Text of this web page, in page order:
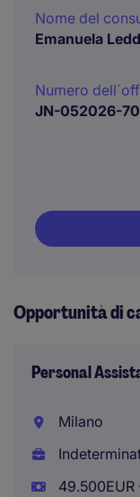
Nome del
Emanuela
Numero
JN-052026-
Opportunità di
Personal
Milano